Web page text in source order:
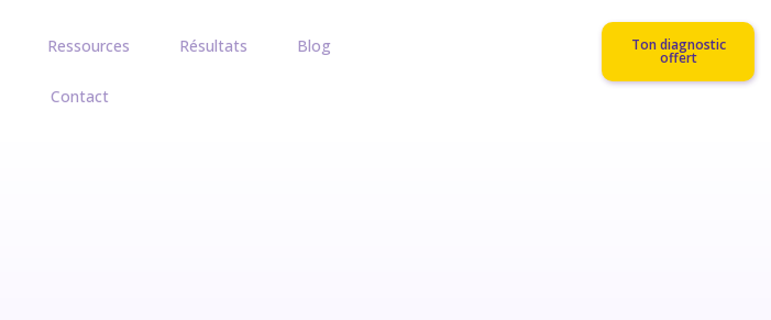
Ressources Résultats Blog
Contact
Ton diagnostic
offert